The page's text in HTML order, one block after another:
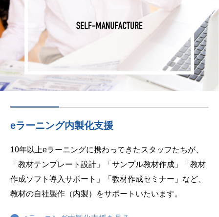
eラーニング内製化支援
10年以上eラーニングに携わってきたスタッフたちが、
「教材テンプレート設計」「サンプル教材作成」「教材
作成ソフト導入サポート」「教材作成セミナー」など、
教材の自社製作（内製）をサポートいたいます。